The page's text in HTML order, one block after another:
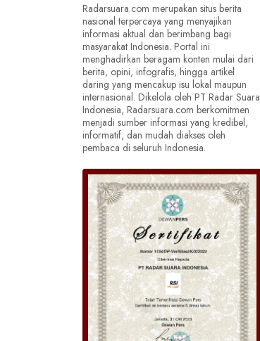
Radarsuara.com merupakan situs berita
nasional terpercaya yang menyajikan
informasi aktual dan berimbang bagi
masyarakat Indonesia. Portal ini
menghadirkan beragam konten mulai dari
berita, opini, infografis, hingga artikel
daring yang mencakup isu lokal maupun
internasional. Dikelola oleh PT Radar Suara
Indonesia, Radarsuara.com berkomitmen
menjadi sumber informasi yang kredibel,
informatif, dan mudah diakses oleh
pembaca di seluruh Indonesia.